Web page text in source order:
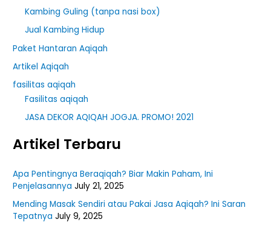
Kambing Guling (tanpa nasi box)
Jual Kambing Hidup
Paket Hantaran Aqiqah
Artikel Aqiqah
fasilitas aqiqah
Fasilitas aqiqah
JASA DEKOR AQIQAH JOGJA. PROMO! 2021
Artikel Terbaru
Apa Pentingnya Beraqiqah? Biar Makin Paham, Ini
Penjelasannya July 21, 2025
Mending Masak Sendiri atau Pakai Jasa Aqiqah? Ini Saran
Tepatnya July 9, 2025